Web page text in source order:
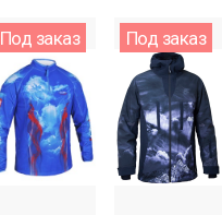
Под заказ Под заказ